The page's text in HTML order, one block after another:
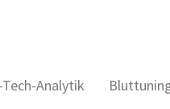
Analytik